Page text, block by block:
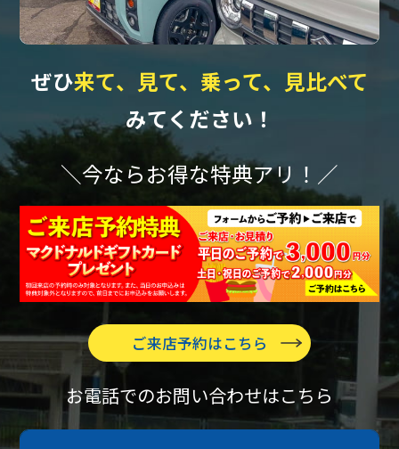
ぜひ来て、見て、乗って、見比べて
みてください！
＼今ならお得な特典アリ！／
ご来店予約はこちら
お電話でのお問い合わせはこちら